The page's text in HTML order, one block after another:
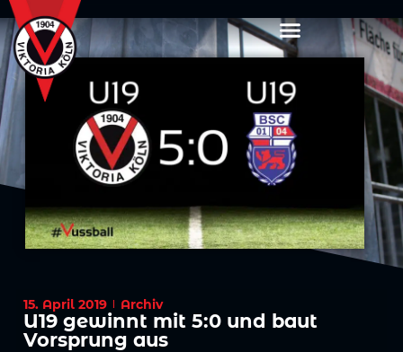
15. April 2019 Archiv
U19 gewinnt mit 5:0 und baut
Vorsprung aus